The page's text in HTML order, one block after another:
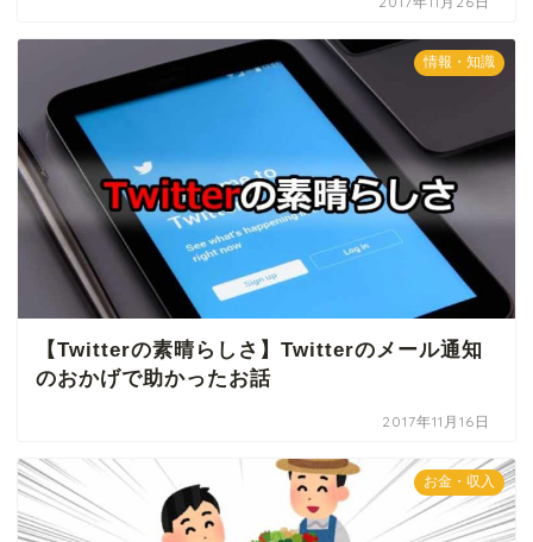
情報・知識
【Twitterの素晴らしさ】Twitterのメール通知
のおかげで助かったお話
2017年11月16日
お金・収入